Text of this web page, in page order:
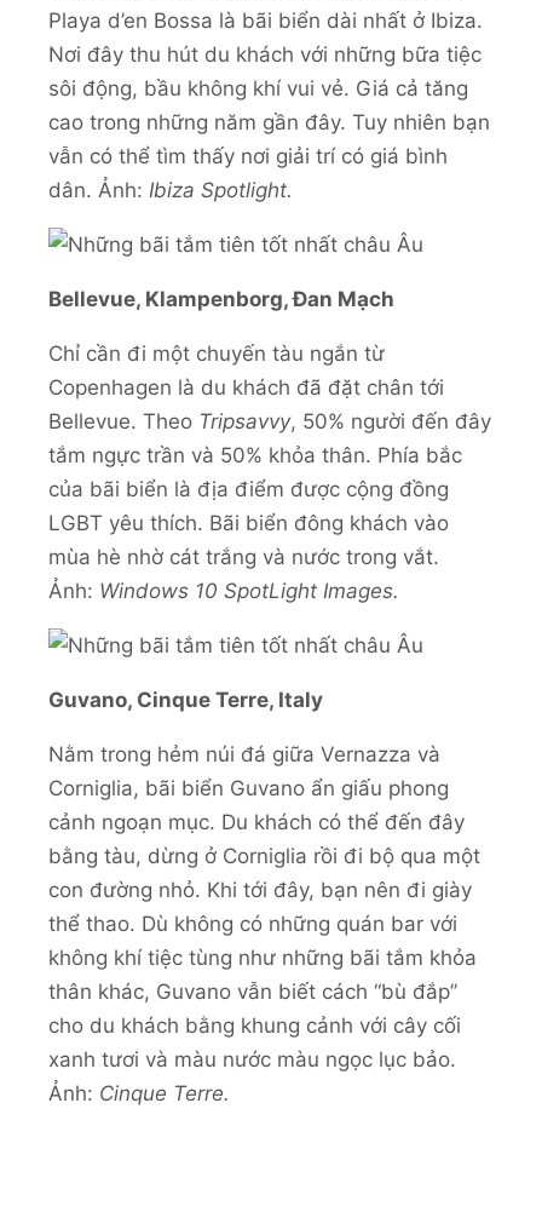
Playa d’en Bossa là bãi biển dài nhất ở Ibiza.
Nơi đây thu hút du khách với những bữa tiệc
sôi động, bầu không khí vui vẻ. Giá cả tăng
cao trong những năm gần đây. Tuy nhiên bạn
vẫn có thể tìm thấy nơi giải trí có giá bình
dân. Ảnh: Ibiza Spotlight.
Bellevue, Klampenborg, Đan Mạch
Chỉ cần đi một chuyến tàu ngắn từ
Copenhagen là du khách đã đặt chân tới
Bellevue. Theo Tripsavvy, 50% người đến đây
tắm ngực trần và 50% khỏa thân. Phía bắc
của bãi biển là địa điểm được cộng đồng
LGBT yêu thích. Bãi biển đông khách vào
mùa hè nhờ cát trắng và nước trong vắt.
Ảnh: Windows 10 SpotLight Images.
Guvano, Cinque Terre, Italy
Nằm trong hẻm núi đá giữa Vernazza và
Corniglia, bãi biển Guvano ẩn giấu phong
cảnh ngoạn mục. Du khách có thể đến đây
bằng tàu, dừng ở Corniglia rồi đi bộ qua một
con đường nhỏ. Khi tới đây, bạn nên đi giày
thể thao. Dù không có những quán bar với
không khí tiệc tùng như những bãi tắm khỏa
thân khác, Guvano vẫn biết cách “bù đắp”
cho du khách bằng khung cảnh với cây cối
xanh tươi và màu nước màu ngọc lục bảo.
Ảnh: Cinque Terre.